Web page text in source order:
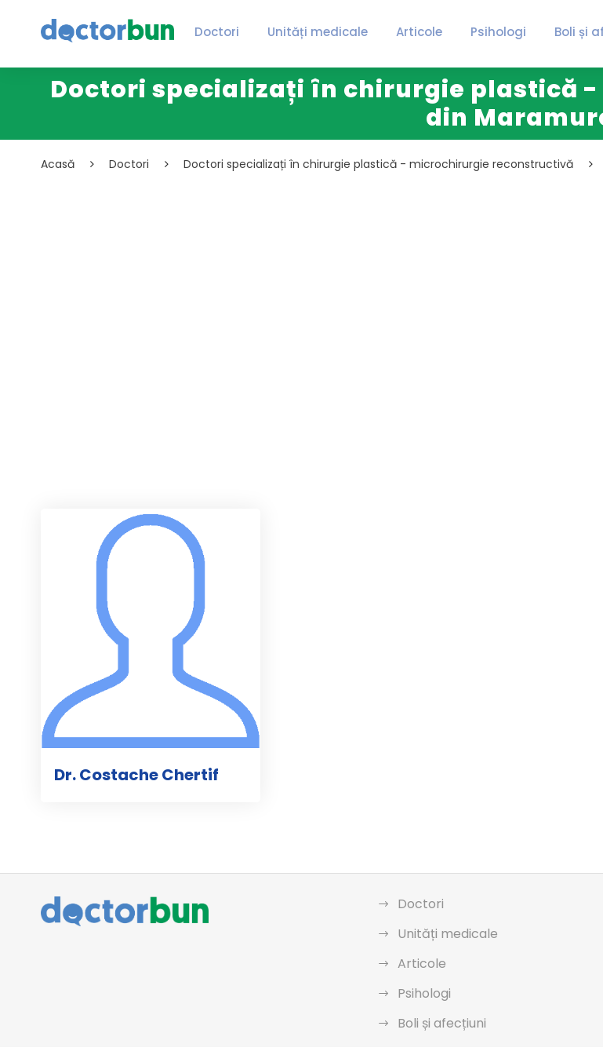
Doctori Unități medicale Articole Psihologi Boli și
Doctori specializați în chirurgie plastică
din
Acasă Doctori Doctori specializați în chirurgie plastică - microchirurgie reconstructivă
Dr. Costache Chertif
Doctori
Unități medicale
Articole
Psihologi
Boli și afecțiuni